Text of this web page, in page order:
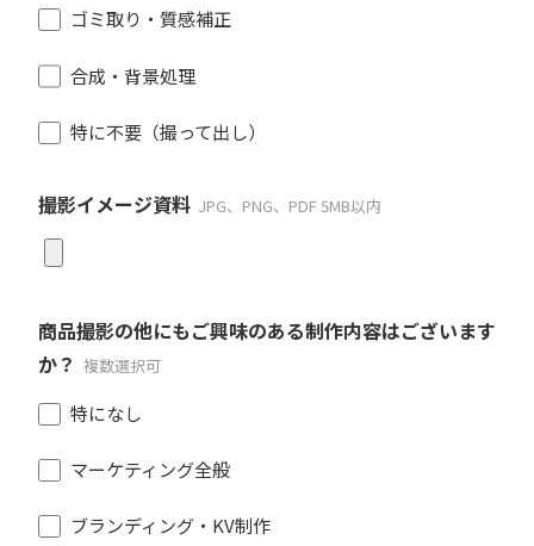
ゴミ取り・質感補正
合成・背景処理
特に不要（撮って出し）
撮影イメージ資料 JPG、PNG、PDF 5MB以内
商品撮影の他にもご興味のある制作内容はございます
か？ 複数選択可
特になし
マーケティング全般
ブランディング・KV制作